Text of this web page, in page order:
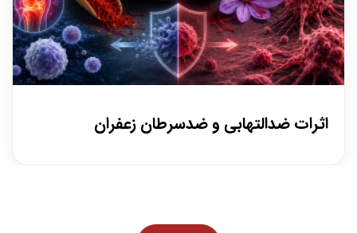
اثرات ضدالتهابی و ضدسرطان زعفران